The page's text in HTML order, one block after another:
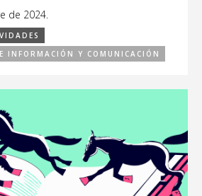
de 2024.
INFORMACIÓN Y COMUNICACIÓN